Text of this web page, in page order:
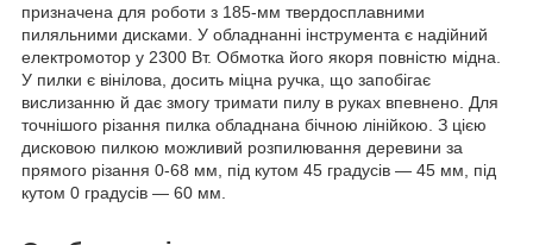
призначена для роботи з 185-мм твердосплавними
пиляльними дисками. У обладнанні інструмента є надійний
електромотор у 2300 Вт. Обмотка його якоря повністю мідна.
У пилки є вінілова, досить міцна ручка, що запобігає
вислизанню й дає змогу тримати пилу в руках впевнено. Для
точнішого різання пилка обладнана бічною лінійкою. З цією
дисковою пилкою можливий розпилювання деревини за
прямого різання 0-68 мм, під кутом 45 градусів — 45 мм, під
кутом 0 градусів — 60 мм.